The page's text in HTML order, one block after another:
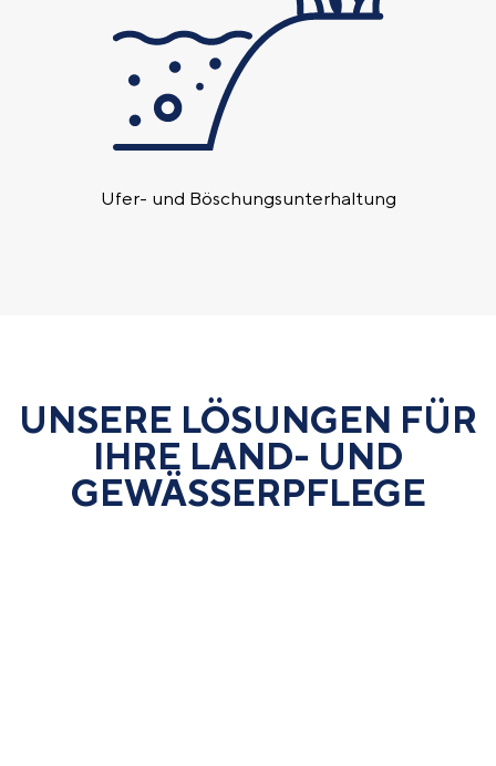
Ufer- und Böschungs­unterhaltung
UNSERE LÖSUNGEN FÜR
IHRE LAND- UND
GEWÄSSER­PFLEGE